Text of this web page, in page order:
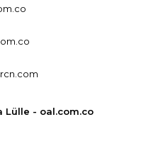
Lülle - oal.com.co